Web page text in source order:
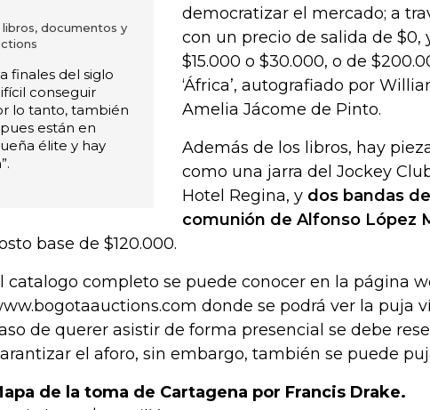
documentos y
finales del siglo
conseguir
lo tanto, también
están en
élite y hay
democratizar el mercado; a
con un precio de salida de $0,
$15.000 o $30.000, o de
‘África’, autografiado por
Amelia Jácome de Pinto.
Además de los libros, hay
como una jarra del Jockey
Hotel Regina, y dos bandas
comunión de Alfonso López
base de $120.000.
catalogo completo se puede conocer en la página
donde se podrá ver la puja
de querer asistir de forma presencial se debe
el aforo, sin embargo, también se puede
de la toma de Cartagena por Francis Drake.